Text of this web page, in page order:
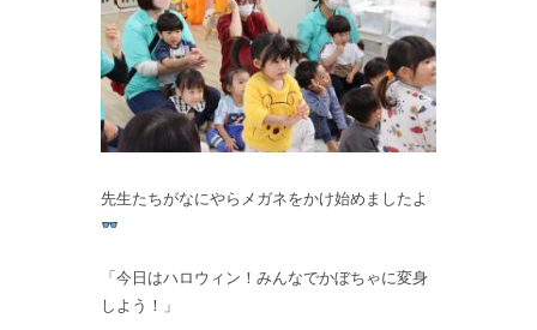
先生たちがなにやらメガネをかけ始めましたよ
「今日はハロウィン！みんなでかぼちゃに変身
しよう！」